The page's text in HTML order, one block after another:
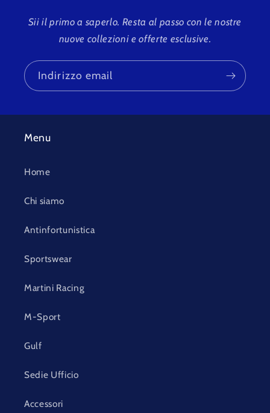
Sii il primo a saperlo. Resta al passo con le nostre
nuove collezioni e offerte esclusive.
Indirizzo email
Menu
Home
Chi siamo
Antinfortunistica
Sportswear
Martini Racing
M-Sport
Gulf
Sedie Ufficio
Accessori